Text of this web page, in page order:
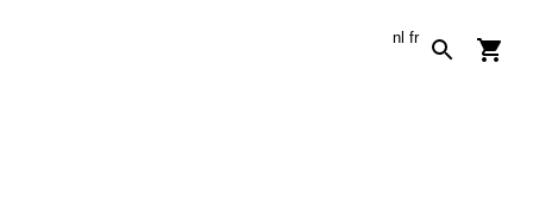
nl fr